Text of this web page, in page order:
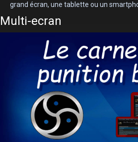
grand écran, une tablette ou un
Multi-ecran